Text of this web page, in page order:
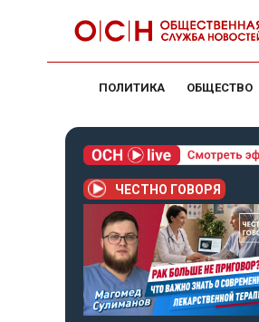
ПОЛИТИКА ОБЩЕСТВО
ЧЕСТНО ГОВОРЯ